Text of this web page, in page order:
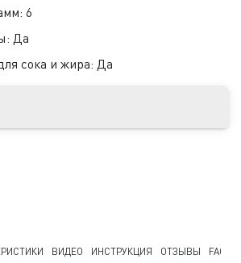
6
Да
сока и жира: Да
ВИДЕО ИНСТРУКЦИЯ ОТЗЫВЫ FAQ